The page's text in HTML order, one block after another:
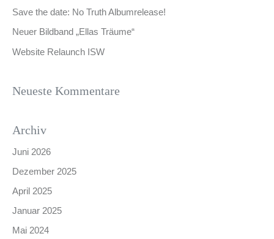
Save the date: No Truth Albumrelease!
Neuer Bildband „Ellas Träume“
Website Relaunch ISW
Neueste Kommentare
Archiv
Juni 2026
Dezember 2025
April 2025
Januar 2025
Mai 2024